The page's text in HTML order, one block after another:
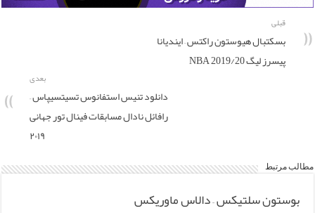
قبلی
بسکتبال هیوستون راکتس – ایندیانا
پیسرز لیگ NBA 2019/20
بعدی
دانلود تنیس استفانوس تسیتسیپاس –
رافائل نادال مسابقات فینال تور جهانی
۲۰۱۹
مطالب مرتبط
بوستون سلتیکس – دالاس ماوریکس